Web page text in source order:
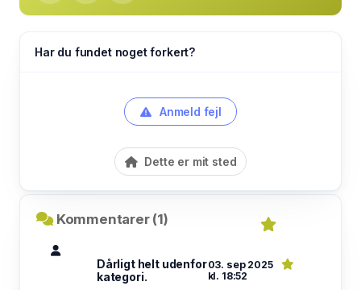
Har du fundet noget forkert?
Anmeld fejl
Dette er mit sted
Kommentarer (1)
Dårligt helt udenfor
kategori.
03. sep 2025
kl. 18:52